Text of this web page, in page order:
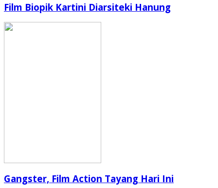
Film Biopik Kartini Diarsiteki Hanung
Gangster, Film Action Tayang Hari Ini